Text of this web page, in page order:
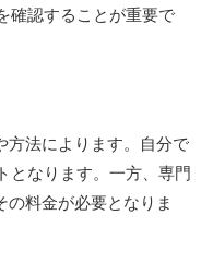
確認することが重要で
方法によります。自分で
となります。一方、専門
の料金が必要となりま